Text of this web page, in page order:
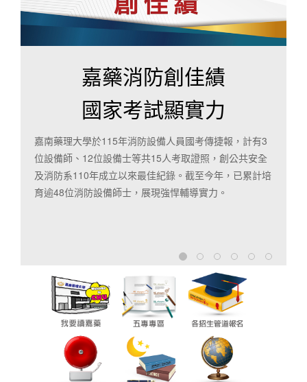
嘉藥雙金曾楷勛
總統賴清德召見
嘉藥餐旅系曾楷勛代表台灣參加馬來西亞「2026第五屆
環球廚藝聯盟巡迴挑戰賽」，以「蔥醬燒蘑菇雞肉派」
勇奪「最高分金牌總冠軍」與「最佳展示台冠軍」。校
長張翊峰與曾老師於8月3日獲總統召見肯定，展現卓越